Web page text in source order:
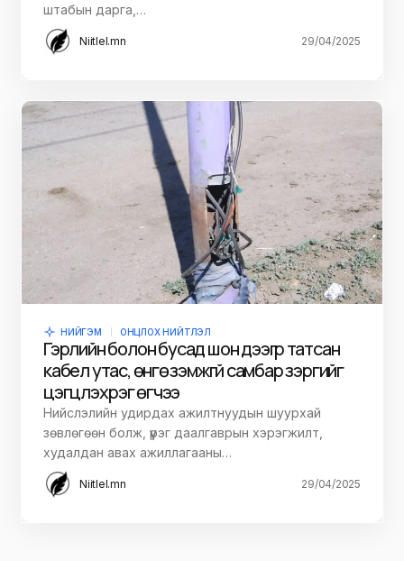
штабын дарга,…
Niitlel.mn 29/04/2025
НИЙГЭМ ОНЦЛОХ НИЙТЛЭЛ
Гэрлийн болон бусад шон дээгүүр татсан
кабел утас, өнгө үзэмжгүй самбар зэргийг
цэгцлэх үүрэг өгчээ
Нийслэлийн удирдах ажилтнуудын шуурхай
зөвлөгөөн болж, үүрэг даалгаврын хэрэгжилт,
худалдан авах ажиллагааны…
Niitlel.mn 29/04/2025